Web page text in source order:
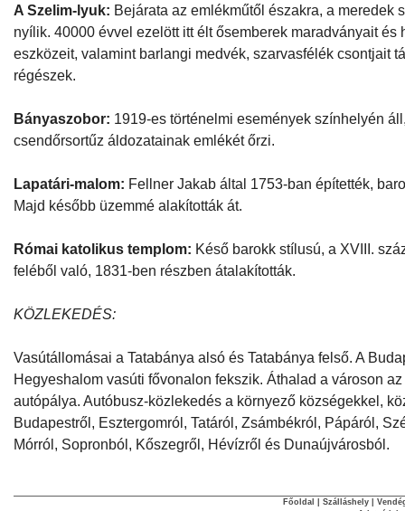
A Szelim-lyuk: Bejárata az emlékműtől északra, a meredek
nyílik. 40000 évvel ezelött itt élt ősemberek maradványait és
eszközeit, valamint barlangi medvék, szarvasfélék csontjait
régészek.
Bányaszobor: 1919-es történelmi események színhelyén
csendőrsortűz áldozatainak emlékét őrzi.
Lapatári-malom: Fellner Jakab által 1753-ban építették,
Majd később üzemmé alakították át.
Római katolikus templom: Késő barokk stílusú, a XVIII.
feléből való, 1831-ben részben átalakították.
KÖZLEKEDÉS:
Vasútállomásai a Tatabánya alsó és Tatabánya felső. A
Hegyeshalom vasúti fővonalon fekszik. Áthalad a városon
autópálya. Autóbusz-közlekedés a környező községekkel,
Budapestről, Esztergomról, Tatáról, Zsámbékról, Pápáról,
Mórról, Sopronból, Kőszegről, Hévízről és Dunaújvárosból.
Főoldal Szálláshely